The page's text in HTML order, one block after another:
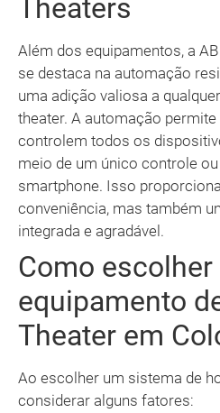
Theaters
Além dos equipamentos, a
se destaca na automação
uma adição valiosa a
theater. A automação
controlem todos os
meio de um único controle
smartphone. Isso
conveniência, mas também
integrada e agradável.
Como
equipamento
Theater em
Ao escolher um sistema de
considerar alguns fatores: